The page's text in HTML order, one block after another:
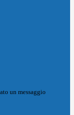
un messaggio